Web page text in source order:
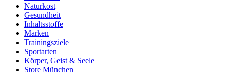
Naturkost
Gesundheit
Inhaltsstoffe
Marken
Trainingsziele
Sportarten
Körper, Geist & Seele
Store München